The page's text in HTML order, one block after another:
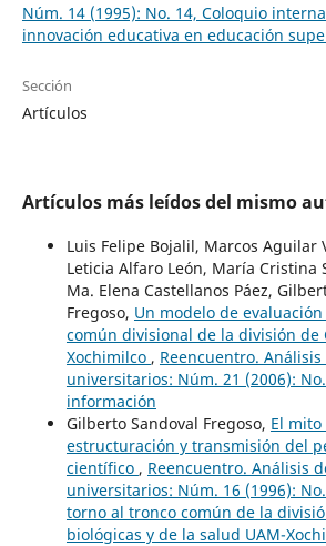
Núm. 14 (1995): No. 14, Coloquio
innovación educativa en educación
Sección
Artículos
Artículos más leídos del mismo
Luis Felipe Bojalil, Marcos Aguilar
Leticia Alfaro León, María Cristina
Ma. Elena Castellanos Páez,
Fregoso, Un modelo de
común divisional de la división de
Xochimilco , Reencuentro.
universitarios: Núm. 21 (2006):
información
Gilberto Sandoval Fregoso, El mito
estructuración y transmisión del
científico , Reencuentro. Análisis
universitarios: Núm. 16 (1996):
torno al tronco común de la
biológicas y de la salud UAM-